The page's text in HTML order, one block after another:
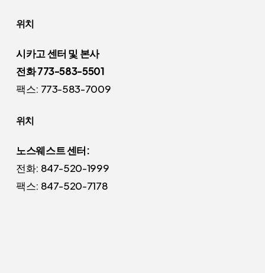
위치
시카고 센터 및 본사
전화 773-583-5501
팩스: 773-583-7009
위치
노스웨스트 센터:
전화: 847-520-1999
팩스: 847-520-7178